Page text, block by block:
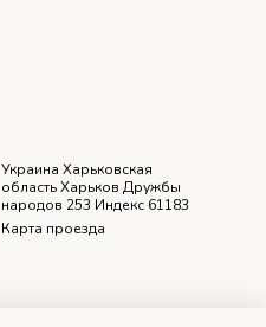
Украина Харьковская
область Харьков Дружбы
народов 253 Индекс 61183
Карта проезда